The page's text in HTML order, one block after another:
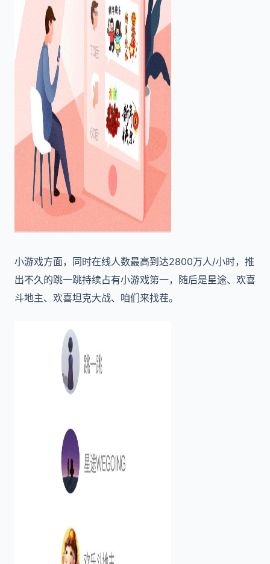
小游戏方面，同时在线人数最高到达2800万人/小时，推
出不久的跳一跳持续占有小游戏第一，随后是星途、欢喜
斗地主、欢喜坦克大战、咱们来找茬。